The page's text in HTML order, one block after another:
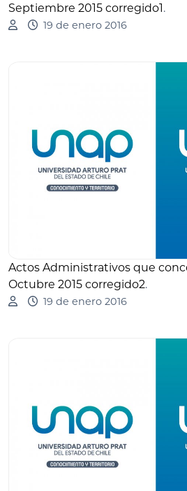
Septiembre 2015 corregido1.
19 de enero 2016
Actos Administrativos que
Octubre 2015 corregido2.
19 de enero 2016